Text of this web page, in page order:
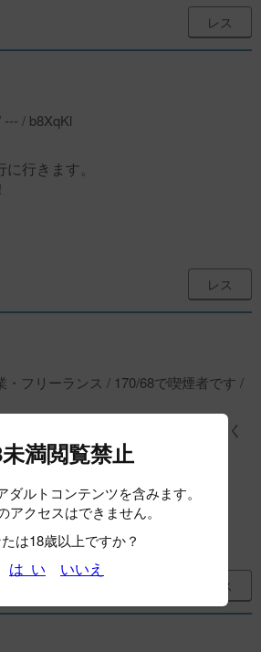
レス
/ b8XqKl
行きます。
レス
・フリーランス / 170/68で喫煙者です /
〜鳴門の間でひたすら舐めさせてく
。
レス
満閲覧禁止
ダルトコンテンツを含みます。
アクセスはできません。
は18歳以上ですか？
は い いいえ